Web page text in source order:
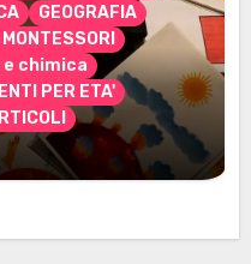
GEOGRAFIA
chimica
PER ETA'
stampabili